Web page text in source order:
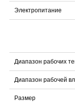
Электропитание
Диапазон рабочих
Диапазон рабочей
Размер